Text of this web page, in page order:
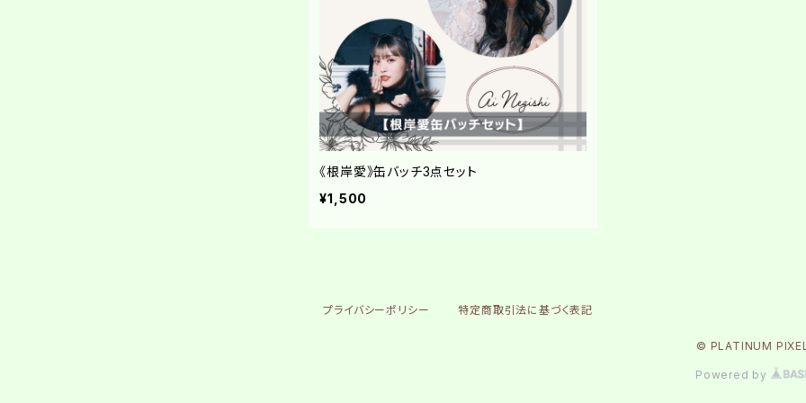
《根岸愛》缶バッチ3点セット
¥1,500
プライバシーポリシー 特定商取引法に基づく表記
© PLATINUM
Powered by